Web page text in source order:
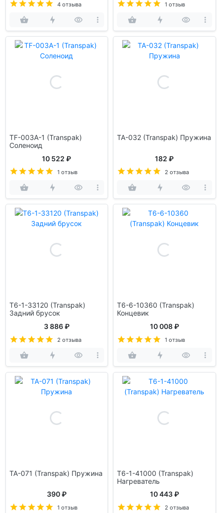
4 отзыва 1 отзыв
TF-003A-1 (Transpak)
Соленоид
10 522 ₽
1 отзыв
TA-032 (Transpak) Пружина
182 ₽
2 отзыва
T6-1-33120 (Transpak)
Задний брусок
3 886 ₽
2 отзыва
T6-6-10360 (Transpak)
Концевик
10 008 ₽
1 отзыв
TA-071 (Transpak) Пружина
390 ₽
1 отзыв
T6-1-41000 (Transpak)
Нагреватель
10 443 ₽
2 отзыва